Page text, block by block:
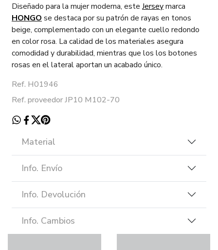
Diseñado para la mujer moderna, este Jerseymarca
HONGO se destaca por su patrón de rayas en tonos
beige, complementado con un elegante cuello redondo
en color rosa. La calidad de los materiales asegura
comodidad y durabilidad, mientras que los los botones
rosas en el lateral aportan un acabado único.
Ref. H01946
Ref. proveedor JP10 M102-70
Material
Info. Envío
Info. Devolución
Info. Cambios